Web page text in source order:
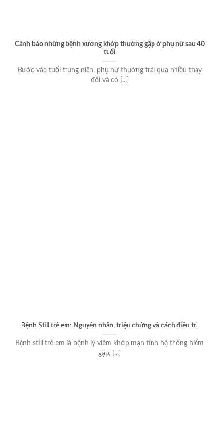
Cảnh báo những bệnh xương khớp thường gặp ở phụ nữ sau 40
tuổi
Bước vào tuổi trung niên, phụ nữ thường trải qua nhiều thay
đổi và có [...]
Bệnh Still trẻ em: Nguyên nhân, triệu chứng và cách điều trị
Bệnh still trẻ em là bệnh lý viêm khớp mạn tính hệ thống hiếm
gặp, [...]